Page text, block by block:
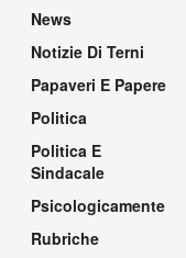
News
Notizie Di Terni
Papaveri E Papere
Politica
Politica E
Sindacale
Psicologicamente
Rubriche